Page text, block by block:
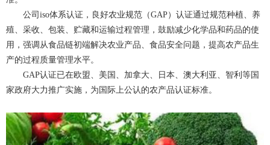
公司iso体系认证，良好农业规范（GAP）认证通过规范种植、养
殖、采收、包装、贮藏和运输过程管理，鼓励减少化学品和药品的使
用，强调从食品链初端解决农业产品、食品安全问题，提高农产品生
产的过程质量管理水平。
GAP认证已在欧盟、美国、加拿大、日本、澳大利亚、智利等国
家政府大力推广实施，为国际上公认的农产品认证标准。